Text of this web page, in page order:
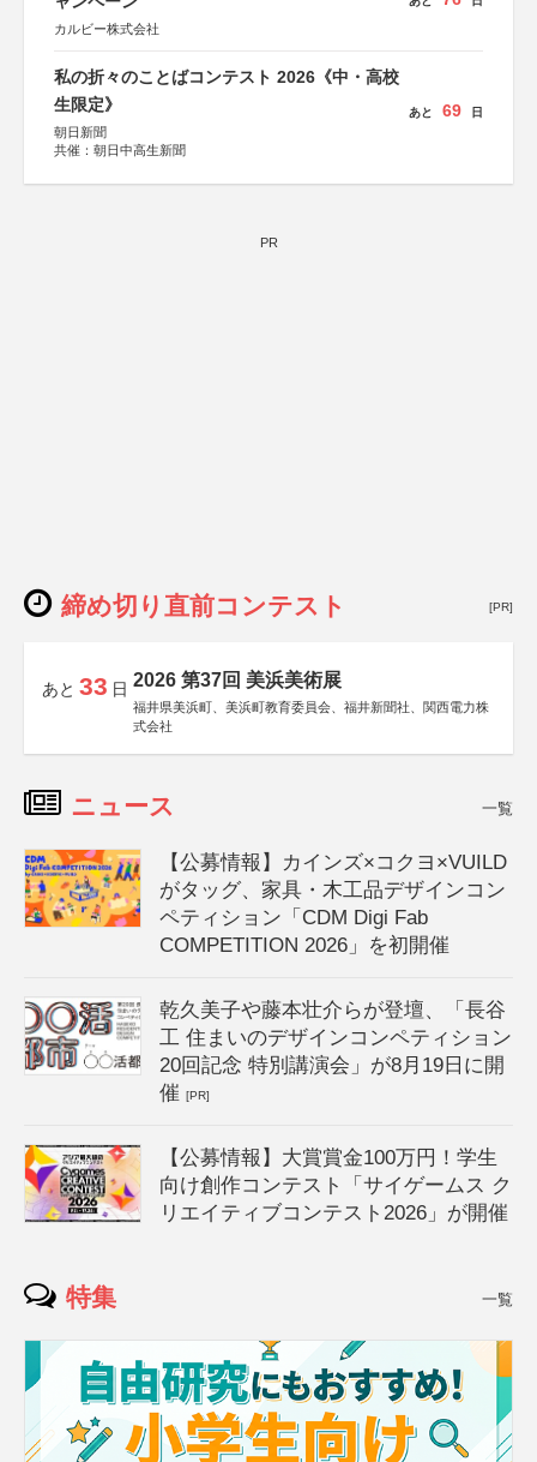
カルビー株式会社
私の折々のことばコンテスト 2026《中・高校
生限定》
朝日新聞
共催：朝日中高生新聞
あと 69 日
PR
締め切り直前コンテスト [PR]
あと 33 日 2026 第37回 美浜美術展
福井県美浜町、美浜町教育委員会、福井新聞社、関西電力株
式会社
ニュース 一覧
【公募情報】カインズ×コクヨ×VUILD
がタッグ、家具・木工品デザインコン
ペティション「CDM Digi Fab
COMPETITION 2026」を初開催
乾久美子や藤本壮介らが登壇、「長谷
工 住まいのデザインコンペティション
20回記念 特別講演会」が8月19日に開
催[PR]
【公募情報】大賞賞金100万円！学生
向け創作コンテスト「サイゲームス ク
リエイティブコンテスト2026」が開催
特集 一覧